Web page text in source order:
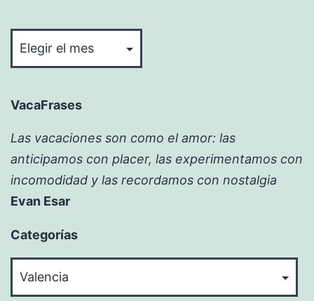
buena
opción
VacaFrases
Las vacaciones son como el amor: las
anticipamos con placer, las experimentamos con
incomodidad y las recordamos con nostalgia
Evan Esar
Categorías